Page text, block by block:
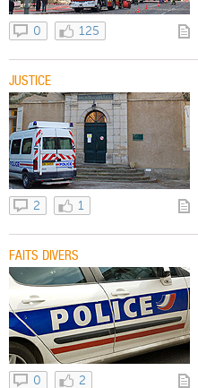
0 125
JUSTICE
2 1
FAITS DIVERS
0 2